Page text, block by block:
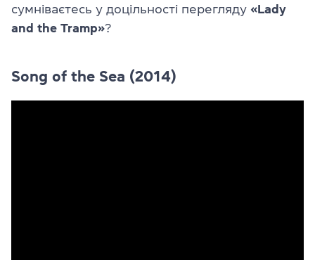
сумніваєтесь у доцільності перегляду «Lady
and the Tramp»?
Song of the Sea (2014)